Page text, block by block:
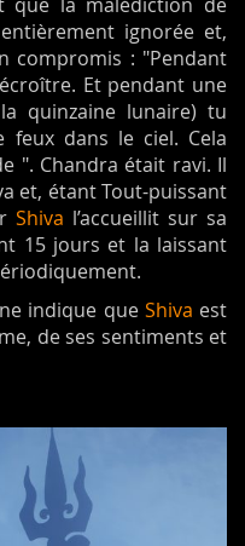
ignorée et,
compromis : "Pendant
Et pendant une
quinzaine lunaire) tu
feux dans le ciel. Cela
". Chandra était ravi. Il
et, étant Tout-puissant
Shiva l’accueillit sur sa
15 jours et la laissant
indique que Shiva est
de ses sentiments et